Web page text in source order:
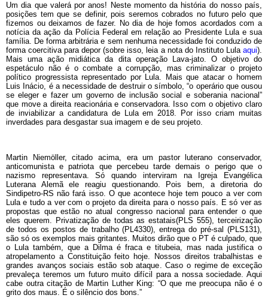
Um dia que valerá por anos! Neste momento da história do nosso país,
posições tem que se definir, pois seremos cobrados no futuro pelo que
fizemos ou deixamos de fazer. No dia de hoje fomos acordados com a
notícia da ação da Polícia Federal em relação ao Presidente Lula e sua
família. De forma arbitrária e sem nenhuma necessidade foi conduzido de
forma coercitiva para depor (sobre isso, leia a nota do Instituto Lula aqui).
Mais uma ação midiática da dita operação Lava-jato. O objetivo do
espetáculo não é o combate a corrupção, mas criminalizar o projeto
político progressista representado por Lula. Mais que atacar o homem
Luis Inácio, é a necessidade de destruir o símbolo, “o operário que ousou
se eleger e fazer um governo de inclusão social e soberania nacional”
que move a direita reacionária e conservadora. Isso com o objetivo claro
de inviabilizar a candidatura de Lula em 2018. Por isso criam muitas
inverdades para desgastar sua imagem e de seu projeto.
Martin Niemöller, citado acima, era um pastor luterano conservador,
anticomunista e patriota que percebeu tarde demais o perigo que o
nazismo representava. Só quando interviram na Igreja Evangélica
Luterana Alemã ele reagiu questionando. Pois bem, a diretoria do
Sindipetro-RS não fará isso. O que acontece hoje tem pouco a ver com
Lula e tudo a ver com o projeto da direita para o nosso país. E só ver as
propostas que estão no atual congresso nacional para entender o que
eles querem. Privatização de todas as estatais(PLS 555), terceirização
de todos os postos de trabalho (PL4330), entrega do pré-sal (PLS131),
são só os exemplos mais gritantes. Muitos dirão que o PT é culpado, que
o Lula também, que a Dilma é fraca e titubeia, mas nada justifica o
atropelamento a Constituição feito hoje. Nossos direitos trabalhistas e
grandes avanços sociais estão sob ataque. Caso o regime de exceção
prevaleça teremos um futuro muito difícil para a nossa sociedade. Aqui
cabe outra citação de Martin Luther King: “O que me preocupa não é o
grito dos maus. É o silêncio dos bons.”